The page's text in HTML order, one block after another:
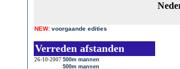
NEW: voorgaande edities
Verreden afstanden
26-10-2007 500m mannen
500m mannen